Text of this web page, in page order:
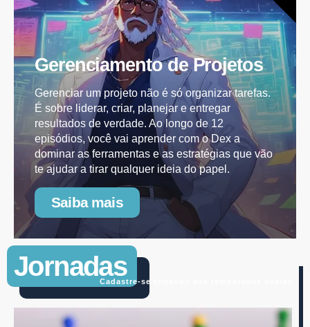
Gerenciamento de Projetos
Gerenciar um projeto não é só organizar tarefas.
É sobre liderar, criar, planejar e entregar
resultados de verdade. Ao longo de 12
episódios, você vai aprender com o Dex a
dominar as ferramentas e as estratégias que vão
te ajudar a tirar qualquer ideia do papel.
Saiba mais
JornadasCadastre-se clicando nas temporadas abaixo